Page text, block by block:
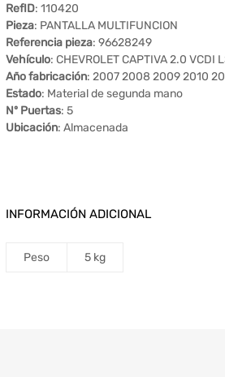
RefID: 110420
Pieza: PANTALLA MULTIFUNCION
Referencia pieza: 96628249
Vehículo: CHEVROLET CAPTIVA 2.0 VCDI
Año fabricación: 2007 2008 2009 2010
Estado: Material de segunda mano
Nº Puertas: 5
Ubicación: Almacenada
INFORMACIÓN ADICIONAL
Peso 5 kg